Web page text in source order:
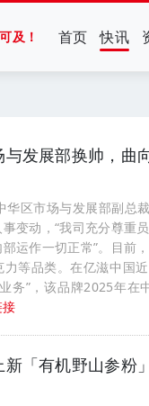
及！ 首页 快讯
发展部换帅，曲
华区市场与发展部副总
变动，“我司充分尊重
运作一切正常”。目前
等品类。在亿滋中国
务”，该品牌2025年
「有机野山参粉」